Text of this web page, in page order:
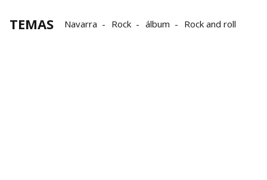
TEMAS Navarra Rock álbum Rock and roll